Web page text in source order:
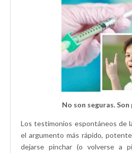
No son seguras.
Los testimonios espontáneos de
el argumento más rápido,
dejarse pinchar (o volverse a